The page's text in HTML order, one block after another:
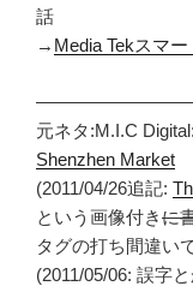
話
→ Media Tekスマ
元ネタ:M.I.C Digital:
Shenzhen Market
(2011/04/26追記:
という画像付きに
タグの打ち間違い
(2011/05/06: 誤字